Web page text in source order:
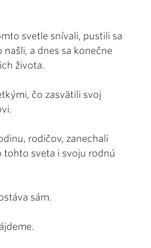
svetle snívali, pustili sa
našli, a dnes sa konečne
života.
čo zasvätili svoj
rodičov, zanechali
tohto sveta i svoju rodnú
sám.